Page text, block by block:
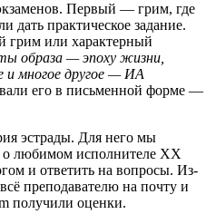
Первый — грим, где
практическое задание.
грим или характерный
образа — эпоху жизни,
и многое другое — ИА
его в письменной форме —
эстрады. Для него мы
о любимом исполнителе XX
и ответить на вопросы. Из-
преподавателю на почту и
получили оценки.